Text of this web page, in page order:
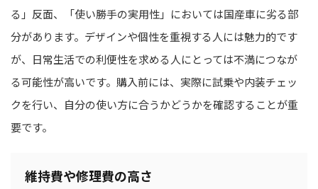
る」反面、「使い勝手の実用性」においては国産車に劣る部
分があります。デザインや個性を重視する人には魅力的です
が、日常生活での利便性を求める人にとっては不満につなが
る可能性が高いです。購入前には、実際に試乗や内装チェッ
クを行い、自分の使い方に合うかどうかを確認することが重
要です。
維持費や修理費の高さ